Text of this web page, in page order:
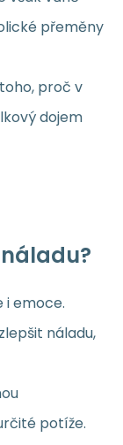
přeměny
proč v
dojem
i emoce.
náladu,
potíže.